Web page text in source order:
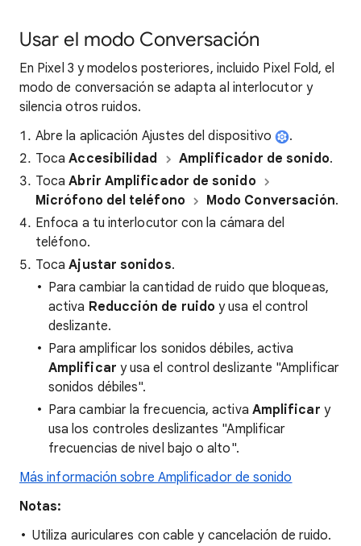
Usar el modo Conversación
En Pixel 3 y modelos posteriores, incluido Pixel Fold, el
modo de conversación se adapta al interlocutor y
silencia otros ruidos.
Abre la aplicación Ajustes del dispositivo
.
TocaAccesibilidad Amplificador de sonido.
TocaAbrir Amplificador de sonido
Micrófono del teléfono
Modo Conversación.
Enfoca a tu interlocutor con la cámara del
teléfono.
TocaAjustar sonidos.
Para cambiar la cantidad de ruido que bloqueas,
activa Reducción de ruido y usa el control
deslizante.
Para amplificar los sonidos débiles, activa
Amplificar y usa el control deslizante "Amplificar
sonidos débiles".
Para cambiar la frecuencia, activa Amplificar y
usa los controles deslizantes "Amplificar
frecuencias de nivel bajo o alto".
Más información sobre Amplificador de sonido
Notas:
Utiliza auriculares con cable y cancelación de ruido.